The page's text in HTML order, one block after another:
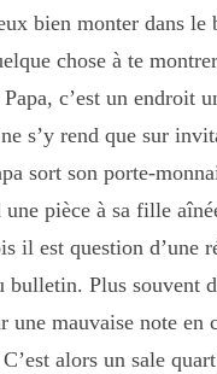
bien monter dans le
chose à te
c’est un endroit
s’y rend que sur
sort son porte-
une pièce à sa fille
il est question d’une
bulletin. Plus souvent
une mauvaise note en
alors un sale